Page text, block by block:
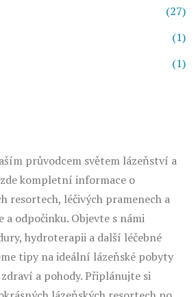
(27)
(1)
(1)
průvodcem světem lázeňství a
kompletní informace o
resortech, léčivých pramenech a
a odpočinku. Objevte s námi
hydroterapii a další léčebné
tipy na ideální lázeňské pobyty
a pohody. Připlánujte si